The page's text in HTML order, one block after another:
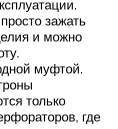
зажать
и можно
муфтой.
только
где